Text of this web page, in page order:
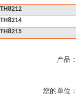
TH8212
TH8214
TH8215
产品：
您的单位：